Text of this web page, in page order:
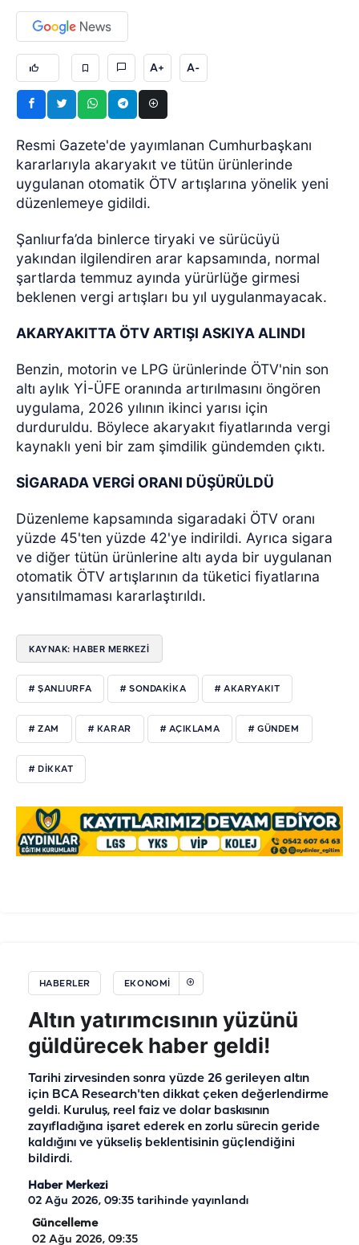
A+ A-
Resmi Gazete'de yayımlanan Cumhurbaşkanı
kararlarıyla akaryakıt ve tütün ürünlerinde
uygulanan otomatik ÖTV artışlarına yönelik yeni
düzenlemeye gidildi.
Şanlıurfa’da binlerce tiryaki ve sürücüyü
yakından ilgilendiren arar kapsamında, normal
şartlarda temmuz ayında yürürlüğe girmesi
beklenen vergi artışları bu yıl uygulanmayacak.
AKARYAKITTA ÖTV ARTIŞI ASKIYA ALINDI
Benzin, motorin ve LPG ürünlerinde ÖTV'nin son
altı aylık Yİ-ÜFE oranında artırılmasını öngören
uygulama, 2026 yılının ikinci yarısı için
durduruldu. Böylece akaryakıt fiyatlarında vergi
kaynaklı yeni bir zam şimdilik gündemden çıktı.
SİGARADA VERGİ ORANI DÜŞÜRÜLDÜ
Düzenleme kapsamında sigaradaki ÖTV oranı
yüzde 45'ten yüzde 42'ye indirildi. Ayrıca sigara
ve diğer tütün ürünlerine altı ayda bir uygulanan
otomatik ÖTV artışlarının da tüketici fiyatlarına
yansıtılmaması kararlaştırıldı.
KAYNAK: HABER MERKEZİ
# ŞANLIURFA # SONDAKIKA # AKARYAKIT
# ZAM # KARAR # AÇIKLAMA # GÜNDEM
# DIKKAT
HABERLER EKONOMI
Altın yatırımcısının yüzünü
güldürecek haber geldi!
Tarihi zirvesinden sonra yüzde 26 gerileyen altın
için BCA Research'ten dikkat çeken değerlendirme
geldi. Kuruluş, reel faiz ve dolar baskısının
zayıfladığına işaret ederek en zorlu sürecin geride
kaldığını ve yükseliş beklentisinin güçlendiğini
bildirdi.
Haber Merkezi
02 Ağu 2026, 09:35 tarihinde yayınlandı
Güncelleme
02 Ağu 2026, 09:35